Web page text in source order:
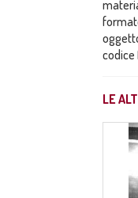
codice
LE